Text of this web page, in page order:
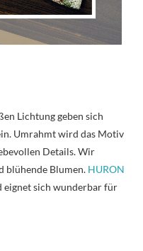
Lichtung geben sich
Umrahmt wird das Motiv
Details. Wir
blühende Blumen. HURON
eignet sich wunderbar für